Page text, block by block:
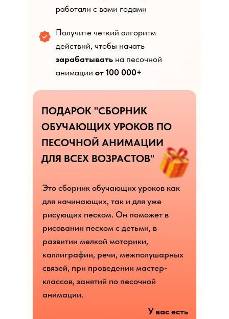
работали с вами годами
Получите четкий алгоритм
действий, чтобы начать
зарабатывать на песочной
анимации от 100 000+
ПОДАРОК "СБОРНИК
ОБУЧАЮЩИХ УРОКОВ ПО
ПЕСОЧНОЙ АНИМАЦИИ
ДЛЯ ВСЕХ ВОЗРАСТОВ"
Это сборник обучающих уроков как
для начинающих, так и для уже
рисующих песком. Он поможет в
рисовании песком с детьми, в
развитии мелкой моторики,
каллиграфии, речи, межполушарных
связей, при проведении мастер-
классов, занятий по песочной
анимации.
У вас есть